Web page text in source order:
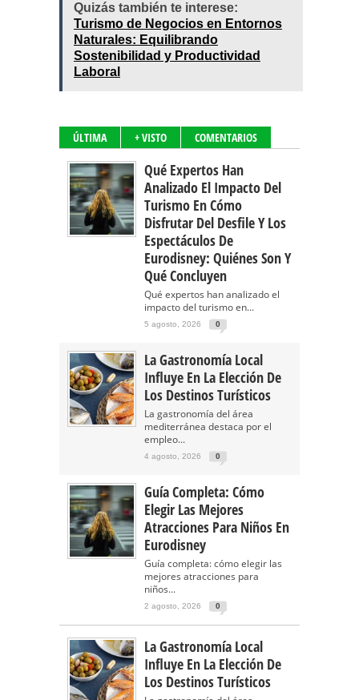
Quizás también te interese:
Turismo de Negocios en Entornos
Naturales: Equilibrando
Sostenibilidad y Productividad
Laboral
ÚLTIMA + VISTO COMENTARIOS
Qué Expertos Han
Analizado El Impacto Del
Turismo En Cómo
Disfrutar Del Desfile Y Los
Espectáculos De
Eurodisney: Quiénes Son Y
Qué Concluyen
Qué expertos han analizado el
impacto del turismo en...
5 agosto, 2026 0
La Gastronomía Local
Influye En La Elección De
Los Destinos Turísticos
La gastronomía del área
mediterránea destaca por el
empleo...
4 agosto, 2026 0
Guía Completa: Cómo
Elegir Las Mejores
Atracciones Para Niños En
Eurodisney
Guía completa: cómo elegir las
mejores atracciones para
niños...
2 agosto, 2026 0
La Gastronomía Local
Influye En La Elección De
Los Destinos Turísticos